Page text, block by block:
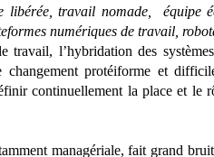
libérée, travail nomade, équipe
numériques de travail,
travail, l’hybridation des
changement protéiforme et
continuellement la place et
managériale, fait grand